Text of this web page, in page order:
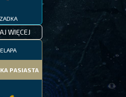
WIĘCEJ
PASIASTA